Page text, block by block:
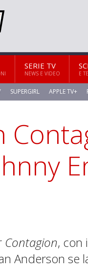
SERIE TV
NEWS E VIDEO E
SUPERGIRL APPLE TV+
Contagion, con
Anderson se